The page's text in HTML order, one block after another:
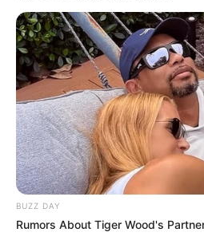
BUZZ DAY
Rumors About Tiger Wood's